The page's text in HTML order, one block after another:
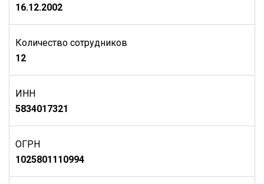
16.12.2002
Количество сотрудников
12
ИНН
5834017321
ОГРН
1025801110994